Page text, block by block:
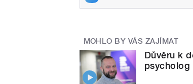
MOHLO BY VÁS ZAJÍMAT
Důvěru k
psycholog